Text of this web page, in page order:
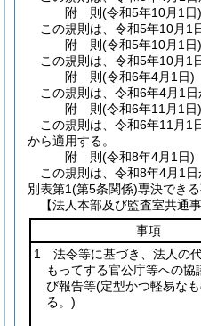
附 則(令和5年10月1日)
この規則は、令和5年10月1
附 則(令和5年10月1日)
この規則は、令和5年10月1
附 則(令和6年4月1日)
この規則は、令和6年4月1日
附 則(令和6年11月1日)
この規則は、令和6年11月1
から適用する。
附 則(令和8年4月1日)
この規則は、令和8年4月1日
別表第1(第5条関係)専決でき
【法人本部及び監査室共通事
事項
1 法令等に基づき、法人の
もってする官公庁等への協
び報告等(定型かつ軽易な
る。)